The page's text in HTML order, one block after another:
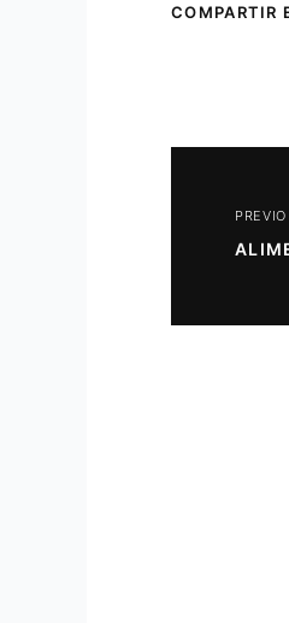
COMPARTIR
PREVIO